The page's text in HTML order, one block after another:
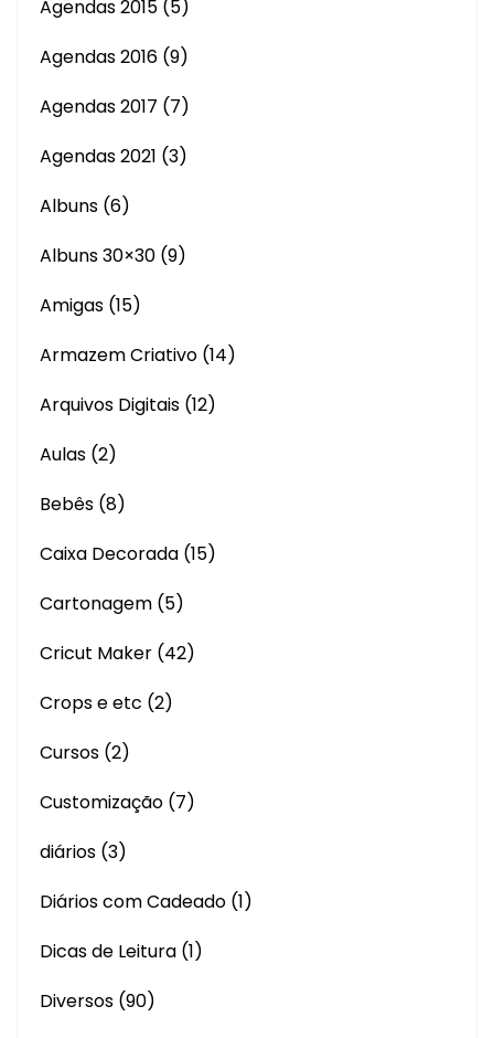
Agendas 2015 (5)
Agendas 2016 (9)
Agendas 2017 (7)
Agendas 2021 (3)
Albuns (6)
Albuns 30×30 (9)
Amigas (15)
Armazem Criativo (14)
Arquivos Digitais (12)
Aulas (2)
Bebês (8)
Caixa Decorada (15)
Cartonagem (5)
Cricut Maker (42)
Crops e etc (2)
Cursos (2)
Customização (7)
diários (3)
Diários com Cadeado (1)
Dicas de Leitura (1)
Diversos (90)